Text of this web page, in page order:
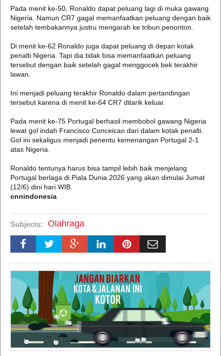
Pada menit ke-50, Ronaldo dapat peluang lagi di muka gawang
Nigeria. Namun CR7 gagal memanfaatkan peluang dengan baik
setelah tembakannya justru mengarah ke tribun penonton.
Di menit ke-62 Ronaldo juga dapat peluang di depan kotak
penalti Nigeria. Tapi dia tidak bisa memanfaatkan peluang
tersebut dengan baik setelah gagal menggocek bek terakhir
lawan.
Ini menjadi peluang terakhir Ronaldo dalam pertandingan
tersebut karena di menit ke-64 CR7 ditarik keluar.
Pada menit ke-75 Portugal berhasil membobol gawang Nigeria
lewat gol indah Francisco Conceicao dari dalam kotak penalti.
Gol ini sekaligus menjadi penentu kemenangan Portugal 2-1
atas Nigeria.
Ronaldo tentunya harus bisa tampil lebih baik menjelang
Portugal berlaga di Piala Dunia 2026 yang akan dimulai Jumat
(12/6) dini hari WIB.
cnnindonesia
Subjects: Olahraga